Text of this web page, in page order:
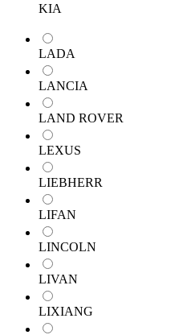
KIA
LADA
LANCIA
LAND ROVER
LEXUS
LIEBHERR
LIFAN
LINCOLN
LIVAN
LIXIANG